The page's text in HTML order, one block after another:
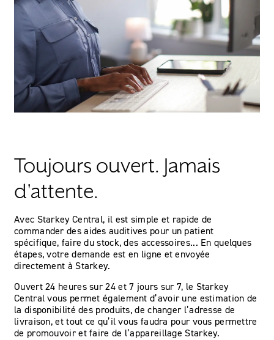
Toujours ouvert. Jamais
d'attente.
Avec Starkey Central, il est simple et rapide de
commander des aides auditives pour un patient
spécifique, faire du stock, des accessoires... En quelques
étapes, votre demande est en ligne et envoyée
directement à Starkey.
Ouvert 24 heures sur 24 et 7 jours sur 7, le Starkey
Central vous permet également d’avoir une estimation de
la disponibilité des produits, de changer l’adresse de
livraison, et tout ce qu’il vous faudra pour vous permettre
de promouvoir et faire de l’appareillage Starkey.